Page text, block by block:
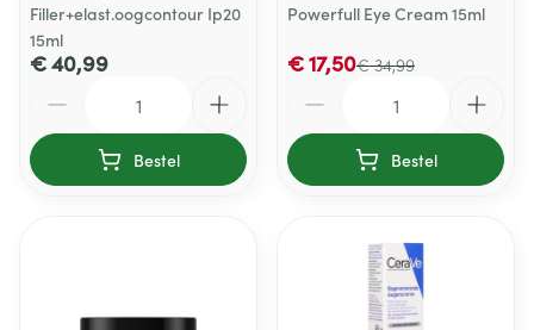
Filler+elast.oogcontour Ip20
15ml
€ 40,99
Bestel
Powerfull Eye Cream 15ml
€ 34,99
€ 17,50
Bestel